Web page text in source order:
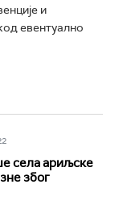
и
евентуално
села ариљске
због